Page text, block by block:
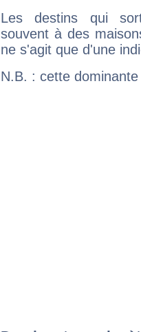
Les destins qui
souvent à des
ne s'agit que d'une
N.B. : cette